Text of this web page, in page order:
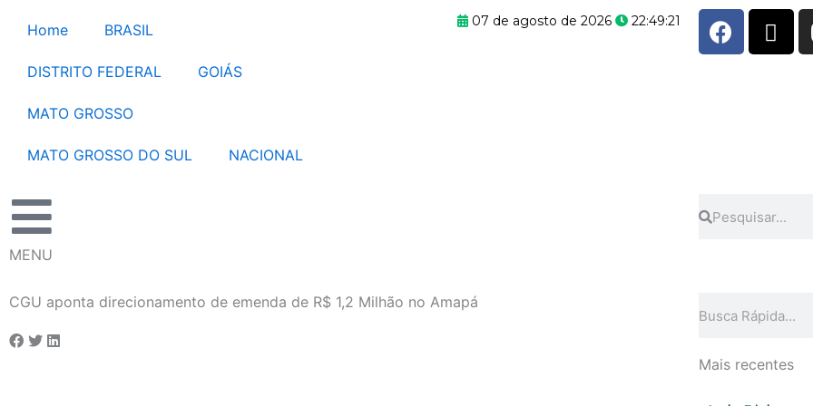
para
conteúdo
Home BRASIL
DISTRITO FEDERAL GOIÁS
MATO GROSSO
MATO GROSSO DO SUL NACIONAL
07 de agosto de 2026 22:49:22
F
a
X
-
MENU
CGU aponta direcionamento de emenda de R$ 1,2 Milhão no Amapá
Mais recentes